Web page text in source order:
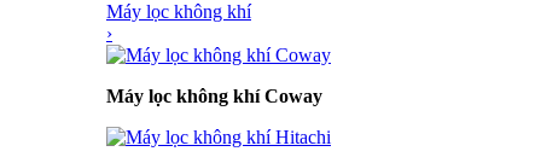
Máy lọc không khí
›
Máy lọc không khí Coway